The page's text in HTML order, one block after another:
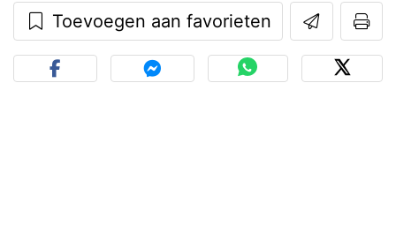
Toevoegen aan favorieten